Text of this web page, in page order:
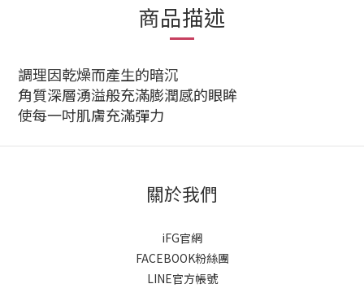
商品描述
調理因乾燥而產生的暗沉
角質深層湧溢般充滿膨潤感的眼眸
使每一吋肌膚充滿彈力
關於我們
iFG官網
FACEBOOK粉絲團
LINE官方帳號